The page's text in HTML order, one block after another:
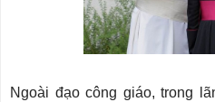
Ngoài đạo công giáo, trong